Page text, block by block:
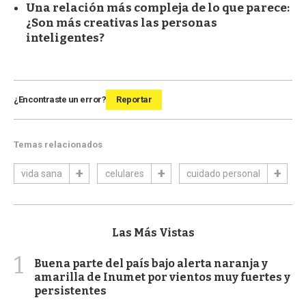
Una relación más compleja de lo que parece:
¿Son más creativas las personas
inteligentes?
¿Encontraste un error? Reportar
Temas relacionados
vida sana celulares cuidado personal
Las Más Vistas
1
Buena parte del país bajo alerta naranja y
amarilla de Inumet por vientos muy fuertes y
persistentes